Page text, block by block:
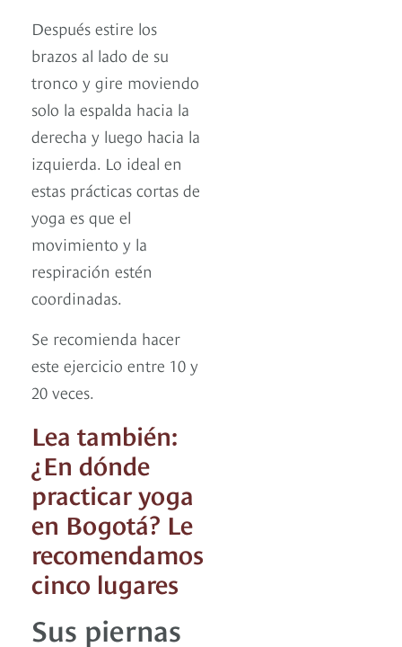
Después estire los
brazos al lado de su
tronco y gire moviendo
solo la espalda hacia la
derecha y luego hacia la
izquierda. Lo ideal en
estas prácticas cortas de
yoga es que el
movimiento y la
respiración estén
coordinadas.
Se recomienda hacer
este ejercicio entre 10 y
20 veces.
Lea también:
¿En dónde
practicar yoga
en Bogotá? Le
recomendamos
cinco lugares
Sus piernas